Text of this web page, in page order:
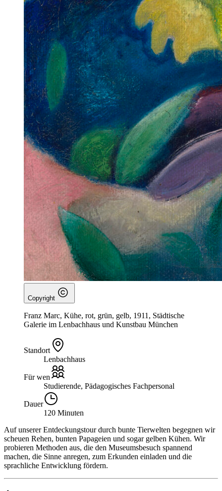
Copyright
Franz Marc, Kühe, rot, grün, gelb, 1911, Städtische
Galerie im Lenbachhaus und Kunstbau München
Standort
Lenbachhaus
Für wen
Studierende, Pädagogisches Fachpersonal
Dauer
120 Minuten
Auf unserer Entdeckungstour durch bunte Tierwelten begegnen wir
scheuen Rehen, bunten Papageien und sogar gelben Kühen. Wir
probieren Methoden aus, die den Museumsbesuch spannend
machen, die Sinne anregen, zum Erkunden einladen und die
sprachliche Entwicklung fördern.